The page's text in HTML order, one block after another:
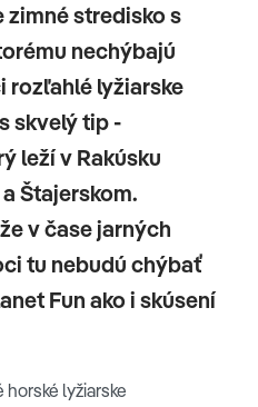
zimné stredisko s
nechýbajú
rozľahlé lyžiarske
skvelý tip -
leží v Rakúsku
Štajerskom.
v čase jarných
tu nebudú chýbať
Fun ako i skúsení
horské lyžiarske